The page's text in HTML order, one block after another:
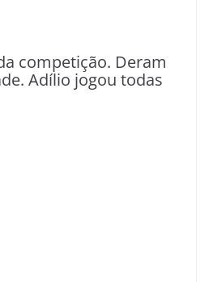
competição. Deram
Adílio jogou todas